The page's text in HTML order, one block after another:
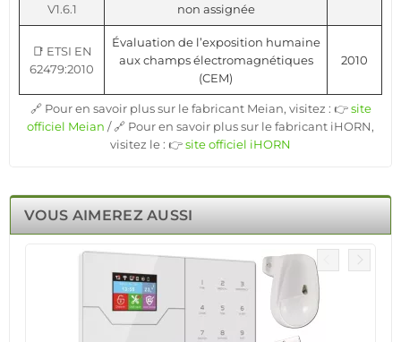
V1.6.1
non assignée
📑 ETSI EN
62479:2010
Évaluation de l’exposition humaine
aux champs électromagnétiques
(CEM)
2010
🔗 Pour en savoir plus sur le fabricant Meian, visitez : 👉site
officiel Meian / 🔗 Pour en savoir plus sur le fabricant iHORN,
visitez le : 👉site officiel iHORN
VOUS AIMEREZ AUSSI